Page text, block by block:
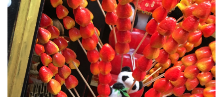
タグ一覧
キュレーター一覧
運営会社
利用規約
プライバシーポリシー
韓国旅行 韓国ファッション 韓国アイドル
メイク k-pop コスメ ファッション
kpop トレンド 韓国メイク
オルチャンメイク twice 人気 アイドル
韓国ドラマ カフェ かわいい